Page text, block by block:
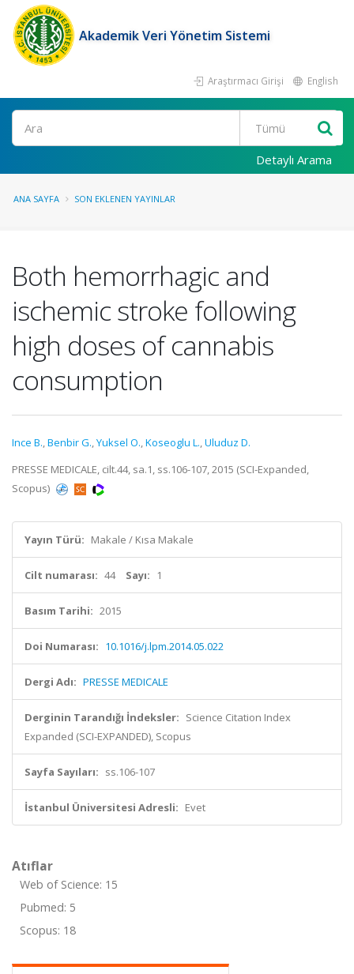
Akademik Veri Yönetim Sistemi
Araştırmacı Girişi English
Ara
Detaylı Arama
ANA SAYFA SON EKLENEN YAYINLAR
Both hemorrhagic and
ischemic stroke following
high doses of cannabis
consumption
Ince B.,Benbir G.,Yuksel O.,Koseoglu L.,Uluduz D.
PRESSE MEDICALE, cilt.44, sa.1, ss.106-107, 2015 (SCI-Expanded,
Scopus)
Yayın Türü: Makale / Kısa Makale
Cilt numarası: 44 Sayı: 1
Basım Tarihi: 2015
Doi Numarası: 10.1016/j.lpm.2014.05.022
Dergi Adı: PRESSE MEDICALE
Derginin Tarandığı İndeksler: Science Citation Index
Expanded (SCI-EXPANDED), Scopus
Sayfa Sayıları: ss.106-107
İstanbul Üniversitesi Adresli: Evet
Atıflar
Web of Science: 15
Pubmed: 5
Scopus: 18